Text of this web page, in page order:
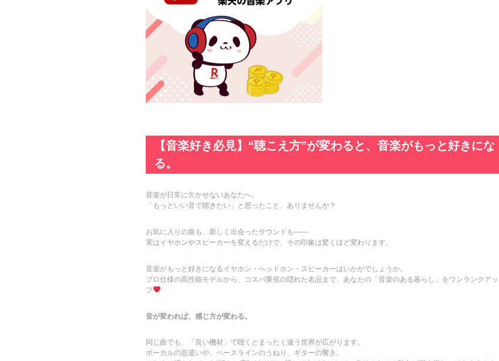
【音楽好き必見】“聴こえ方”が変わると、音楽がもっと好きにな
る。
音楽が日常に欠かせないあなたへ。
「もっといい音で聴きたい」と思ったこと、ありませんか？
お気に入りの曲も、新しく出会ったサウンドも――
実はイヤホンやスピーカーを変えるだけで、その印象は驚くほど変わります。
音楽がもっと好きになるイヤホン・ヘッドホン・スピーカーはいかがでしょうか。
プロ仕様の高性能モデルから、コスパ重視の隠れた名品まで、あなたの「音楽のある暮らし」をワンランクアッ
プ
音が変われば、感じ方が変わる。
同じ曲でも、「良い機材」で聴くとまったく違う世界が広がります。
ボーカルの息遣いや、ベースラインのうねり、ギターの響き。